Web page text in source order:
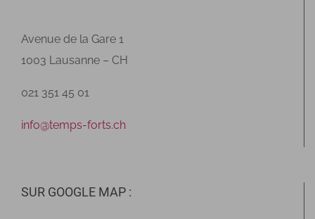
Avenue de la Gare 1
1003 Lausanne – CH
021 351 45 01
info@temps-forts.ch
SUR GOOGLE MAP :